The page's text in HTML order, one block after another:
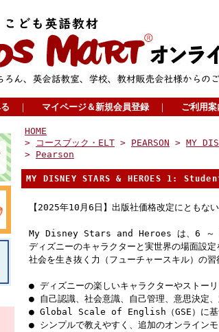
｜ マイページ＆新規会員登録 ｜ ご利用案
HOME
>
コースブック・ELT > PEARSON > MY
> Pearson
MY DISNEY STARS & HEROES 1:
【2025年10月6日】出版社価格改定にともな
My Disney Stars and Heroes は、6 ～ 12
ディズニーのキャラクターと実世界の場面設
社会を生き抜く力（フューチャースキル）の習
● ディズニーの楽しいキャラクターやストー
● 自己認識、社会意識、自己管理、意思決定
● Global Scale of English（GSE）に基づ
● シンプルで教えやすく、追加のオンライン